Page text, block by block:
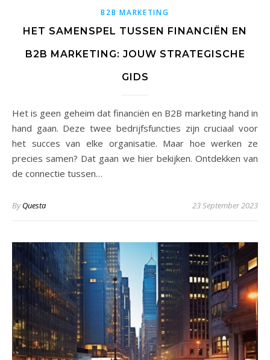
B2B MARKETING
HET SAMENSPEL TUSSEN FINANCIËN EN
B2B MARKETING: JOUW STRATEGISCHE
GIDS
Het is geen geheim dat financiën en B2B marketing hand in
hand gaan. Deze twee bedrijfsfuncties zijn cruciaal voor
het succes van elke organisatie. Maar hoe werken ze
precies samen? Dat gaan we hier bekijken. Ontdekken van
de connectie tussen…
ByQuesta 23 September 2023